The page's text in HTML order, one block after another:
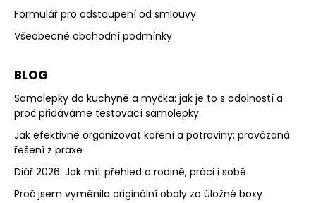
Formulář pro odstoupení od smlouvy
Všeobecné obchodní podmínky
BLOG
Samolepky do kuchyně a myčka: jak je to s odolností a
proč přidáváme testovací samolepky
Jak efektivně organizovat koření a potraviny: provázaná
řešení z praxe
Diář 2026: Jak mít přehled o rodině, práci i sobě
Proč jsem vyměnila originální obaly za úložné boxy